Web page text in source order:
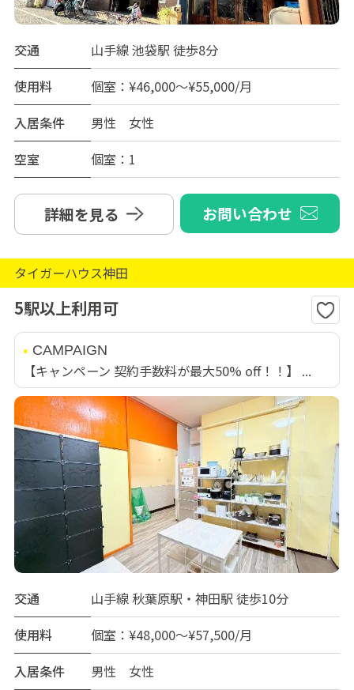
交通
山手線 池袋駅 徒歩8分
使用料
個室：¥46,000～¥55,000/月
入居条件
男性 女性
空室
個室：1
詳細を見る お問い合わせ
タイガーハウス神田
5駅以上利用可
CAMPAIGN
【キャンペーン 契約手数料が最大50% off！！】 ...
交通
山手線 秋葉原駅・神田駅 徒歩10分
使用料
個室：¥48,000～¥57,500/月
入居条件
男性 女性